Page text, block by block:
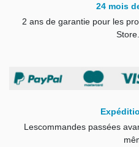
24 mois
2 ans de garantie pour les
Lescommandes passées